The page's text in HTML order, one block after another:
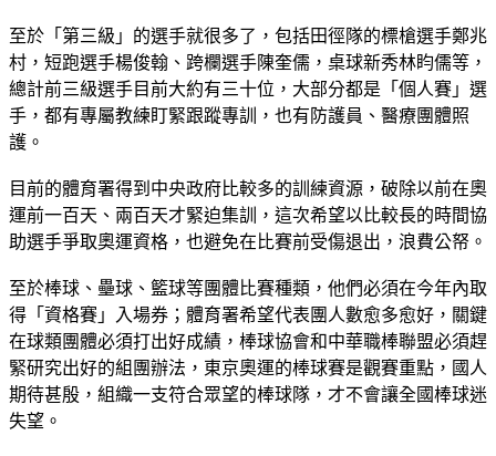
至於「第三級」的選手就很多了，包括田徑隊的標槍選手鄭兆
村，短跑選手楊俊翰、跨欄選手陳奎儒，桌球新秀林盷儒等，
總計前三級選手目前大約有三十位，大部分都是「個人賽」選
手，都有專屬教練盯緊跟蹤專訓，也有防護員、醫療團體照
護。
目前的體育署得到中央政府比較多的訓練資源，破除以前在奧
運前一百天、兩百天才緊迫集訓，這次希望以比較長的時間協
助選手爭取奧運資格，也避免在比賽前受傷退出，浪費公帑。
至於棒球、壘球、籃球等團體比賽種類，他們必須在今年內取
得「資格賽」入場券；體育署希望代表團人數愈多愈好，關鍵
在球類團體必須打出好成績，棒球協會和中華職棒聯盟必須趕
緊研究出好的組團辦法，東京奧運的棒球賽是觀賽重點，國人
期待甚殷，組織一支符合眾望的棒球隊，才不會讓全國棒球迷
失望。